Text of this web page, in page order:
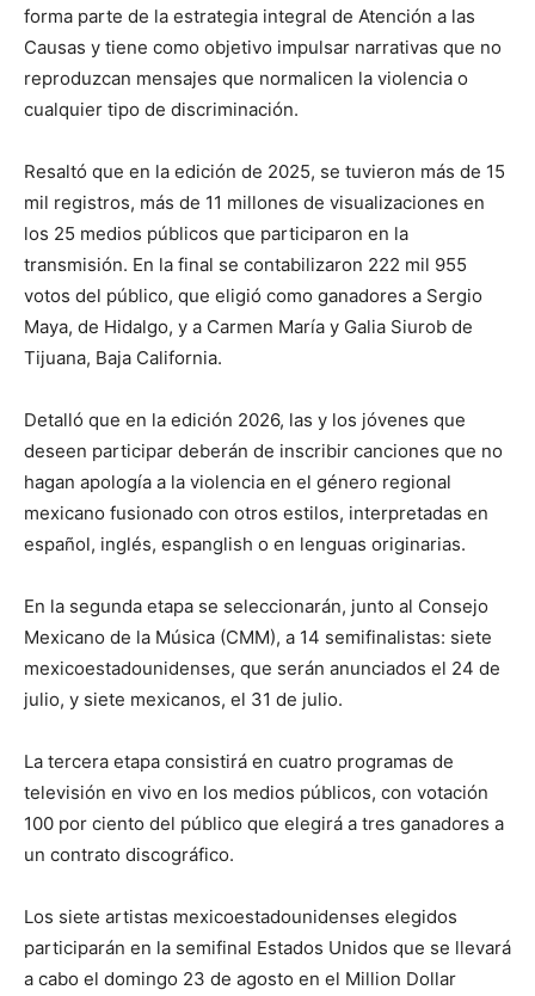
forma parte de la estrategia integral de Atención a las
Causas y tiene como objetivo impulsar narrativas que no
reproduzcan mensajes que normalicen la violencia o
cualquier tipo de discriminación.
Resaltó que en la edición de 2025, se tuvieron más de 15
mil registros, más de 11 millones de visualizaciones en
los 25 medios públicos que participaron en la
transmisión. En la final se contabilizaron 222 mil 955
votos del público, que eligió como ganadores a Sergio
Maya, de Hidalgo, y a Carmen María y Galia Siurob de
Tijuana, Baja California.
Detalló que en la edición 2026, las y los jóvenes que
deseen participar deberán de inscribir canciones que no
hagan apología a la violencia en el género regional
mexicano fusionado con otros estilos, interpretadas en
español, inglés, espanglish o en lenguas originarias.
En la segunda etapa se seleccionarán, junto al Consejo
Mexicano de la Música (CMM), a 14 semifinalistas: siete
mexicoestadounidenses, que serán anunciados el 24 de
julio, y siete mexicanos, el 31 de julio.
La tercera etapa consistirá en cuatro programas de
televisión en vivo en los medios públicos, con votación
100 por ciento del público que elegirá a tres ganadores a
un contrato discográfico.
Los siete artistas mexicoestadounidenses elegidos
participarán en la semifinal Estados Unidos que se llevará
a cabo el domingo 23 de agosto en el Million Dollar